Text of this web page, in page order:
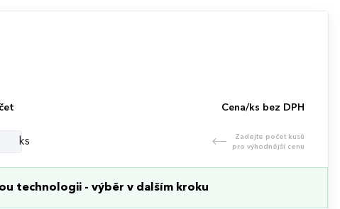
Cena/ks bez DPH
ks
Zadejte počet kusů
pro výhodnější cenu
technologii - výběr v dalším kroku